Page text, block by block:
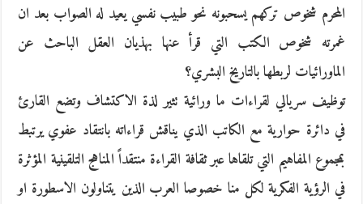
المحرم شخوص تركهم يسحبونه نحو طبيب نفسي يعيد له الصواب بعد ان
غمرته شخوص الكتب التي قرأ عنها بهذيان العقل الباحث عن
الماورائيات لربطها بالتاريخ البشري؟
توظيف سريالي لقراءات ما ورائية تثير لذة الاكتشاف وتضع القارئ
في دائرة حوارية مع الكاتب الذي يناقش قراءاته بانتقاد عفوي يرتبط
بمجموع المفاهيم التي تلقاها عبر ثقافة القراءة منتقداً المناهج التلقينية المؤثرة
في الرؤية الفكرية لكل منا خصوصا العرب الذين يتناولون الاسطورة او